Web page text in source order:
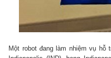
Một robot đang làm nhiệm vụ hỗ